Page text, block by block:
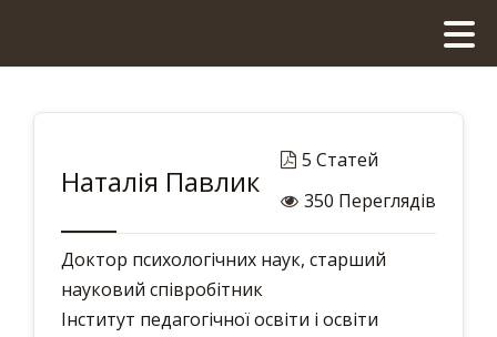
Наталія Павлик
5 Статей
350 Переглядів
Доктор психологічних наук, старший
науковий співробітник
Інститут педагогічної освіти і освіти